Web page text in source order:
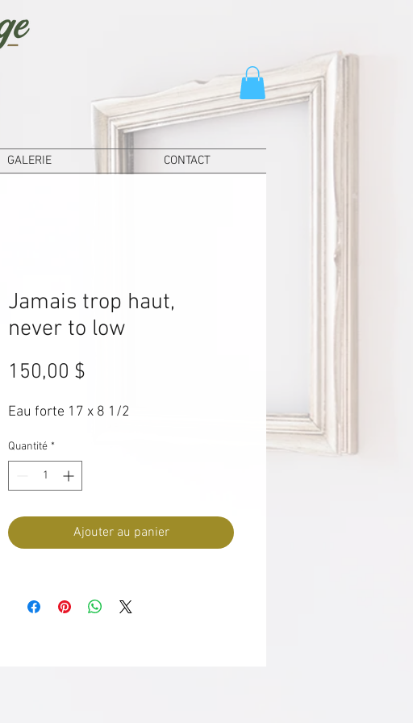
GALERIE CONTACT
Jamais trop haut,
never to low
150,00 $
Eau forte 17 x 8 1/2
Quantité *
Ajouter au panier